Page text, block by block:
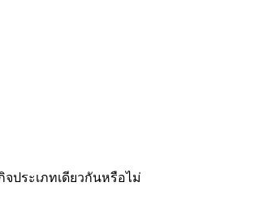
ประเภทเดียวกันหรือไม่